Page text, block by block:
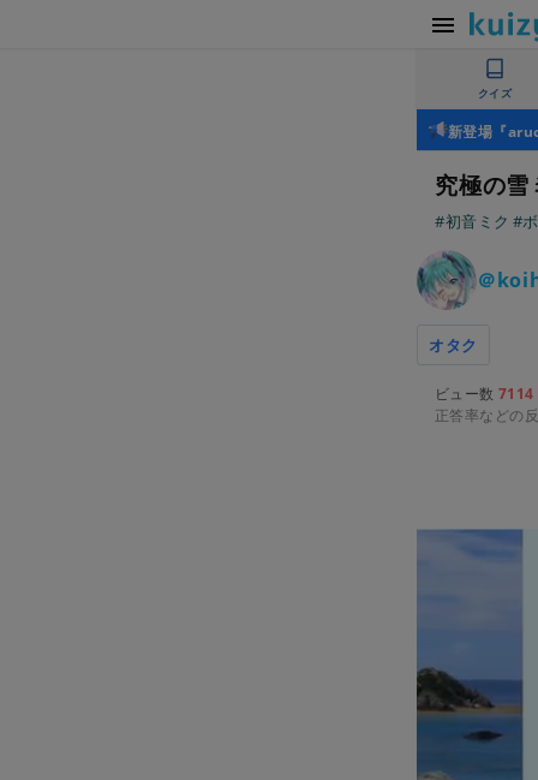
クイズ
新登場『
究極の
#初音ミク #
＠
オタク
ビュー数 7114
正答率などの